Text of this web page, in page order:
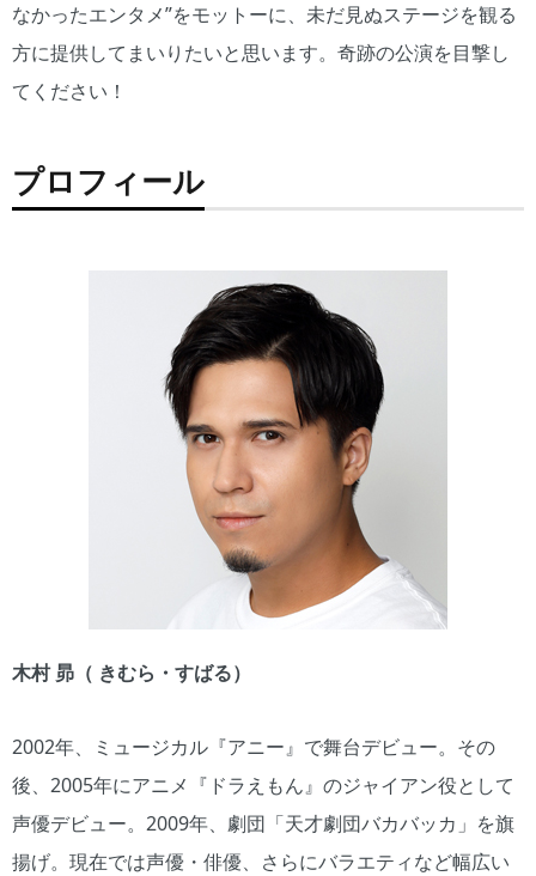
なかったエンタメ”をモットーに、未だ見ぬステージを観る
方に提供してまいりたいと思います。奇跡の公演を目撃し
てください！
プロフィール
木村 昴（ きむら・すばる）
2002年、ミュージカル『アニー』で舞台デビュー。その
後、2005年にアニメ『ドラえもん』のジャイアン役として
声優デビュー。2009年、劇団「天才劇団バカバッカ」を旗
揚げ。現在では声優・俳優、さらにバラエティなど幅広い